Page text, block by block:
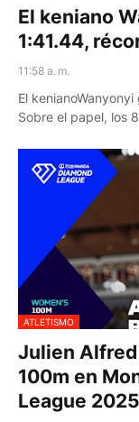
El keniano
1:41.44,
11:58 a. m.
El
Sobre el papel, los
ATLETISMO
Julien
100m en
League 2025